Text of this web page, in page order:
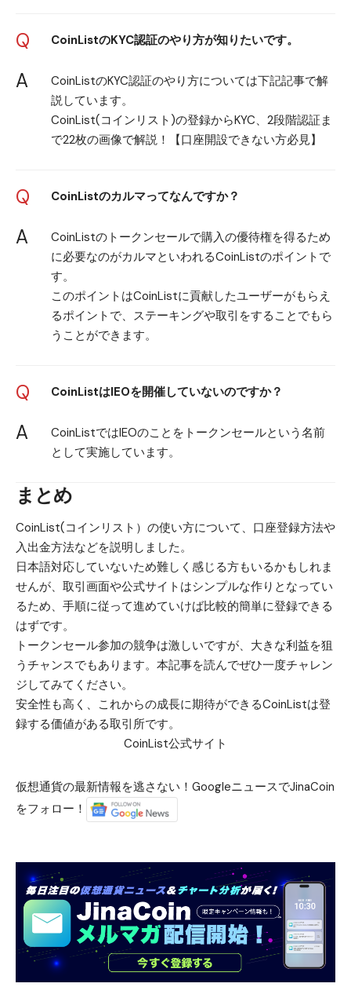
Q CoinListのKYC認証のやり方が知りたいです。
A
CoinListのKYC認証のやり方については下記記事で解
説しています。
CoinList(コインリスト)の登録からKYC、2段階認証ま
で22枚の画像で解説！【口座開設できない方必見】
Q CoinListのカルマってなんですか？
A
CoinListのトークンセールで購入の優待権を得るため
に必要なのがカルマといわれるCoinListのポイントで
す。
このポイントはCoinListに貢献したユーザーがもらえ
るポイントで、ステーキングや取引をすることでもら
うことができます。
Q CoinListはIEOを開催していないのですか？
A
CoinListではIEOのことをトークンセールという名前
として実施しています。
まとめ
CoinList(コインリスト）の使い方について、口座登録方法や
入出金方法などを説明しました。
日本語対応していないため難しく感じる方もいるかもしれま
せんが、取引画面や公式サイトはシンプルな作りとなってい
るため、手順に従って進めていけば比較的簡単に登録できる
はずです。
トークンセール参加の競争は激しいですが、大きな利益を狙
うチャンスでもあります。本記事を読んでぜひ一度チャレン
ジしてみてください。
安全性も高く、これからの成長に期待ができるCoinListは登
録する価値がある取引所です。
CoinList公式サイト
仮想通貨の最新情報を逃さない！GoogleニュースでJinaCoin
をフォロー！